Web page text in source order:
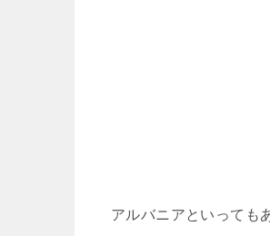
アルバニアといっても